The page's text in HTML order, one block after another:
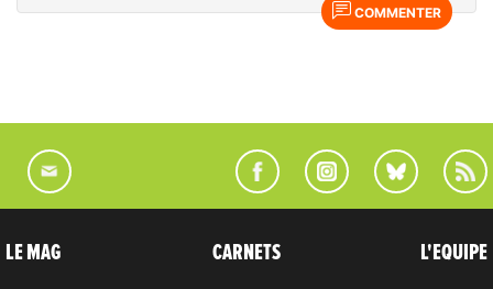
COMMENTER
LE MAG CARNETS L'EQUIPE